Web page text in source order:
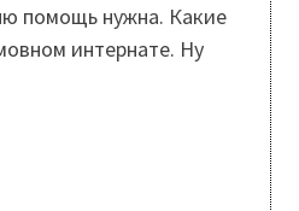
помощь нужна. Какие
интернате. Ну